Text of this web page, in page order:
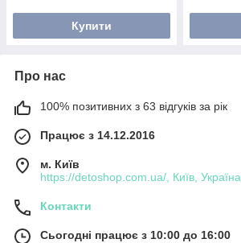
Купити
Про нас
100% позитивних з 63 відгуків за рік
Працює з 14.12.2016
м. Київ
https://detoshop.com.ua/, Київ, Україна
Контакти
Сьогодні працює з 10:00 до 16:00